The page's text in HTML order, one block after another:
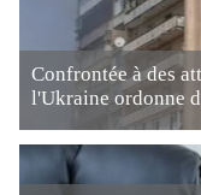
Confrontée à des
l'Ukraine ordonne